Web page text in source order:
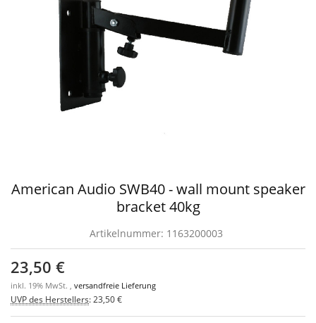
American Audio SWB40 - wall mount speaker
bracket 40kg
Artikelnummer: 1163200003
23,50 €
inkl. 19% MwSt. , versandfreie Lieferung
UVP des Herstellers: 23,50 €